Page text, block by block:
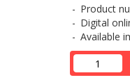
Product
Digital
Available